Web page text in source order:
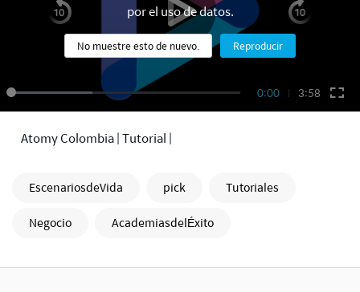
0:00 3:58
por el uso de datos.
No muestre esto de nuevo. Reproducir
Atomy Colombia | Tutorial |
EscenariosdeVida pick
Tutoriales
Negocio
AcademiasdelÉxito